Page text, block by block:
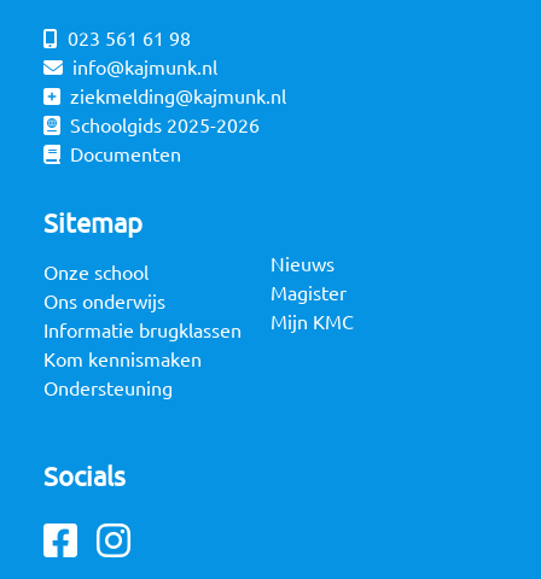
023 561 61 98
info@kajmunk.nl
ziekmelding@kajmunk.nl
Schoolgids 2025-2026
Documenten
Sitemap
Onze school
Ons onderwijs
Informatie brugklassen
Kom kennismaken
Ondersteuning
Nieuws
Magister
Mijn KMC
Socials
Facebook
Instagram